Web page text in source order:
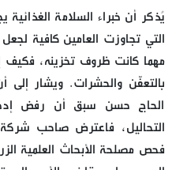
يُذكر أن خبراء السلامة
التي تجاوزت العامين كافية
مهما كانت ظروف تخزينه، فكيف
بالتعفّن والحشرات. ويشار إلى
الحاج حسن سبق أن رفض
التحاليل، فاعترض صاحب شركة
فحص مصلحة الأبحاث العلمية